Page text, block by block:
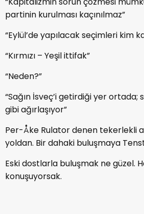
partinin kurulması kaçınılmaz”
“Eylül’de yapılacak seçimleri kim
“Kırmızı – Yeşil ittifak”
“Neden?”
“Sağın İsveç’i getirdiği yer
gibi ağırlaşıyor”
Per-Åke Rulator denen tekerlekli
yoldan. Bir dahaki buluşmaya
Eski dostlarla buluşmak ne güzel.
konuşuyorsak.